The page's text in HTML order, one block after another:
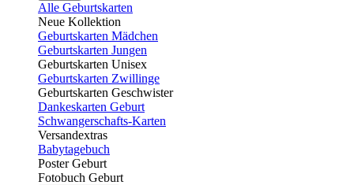
Alle Geburtskarten
Neue Kollektion
Geburtskarten Mädchen
Geburtskarten Jungen
Geburtskarten Unisex
Geburtskarten Zwillinge
Geburtskarten Geschwister
Dankeskarten Geburt
Schwangerschafts-Karten
Versandextras
Babytagebuch
Poster Geburt
Fotobuch Geburt